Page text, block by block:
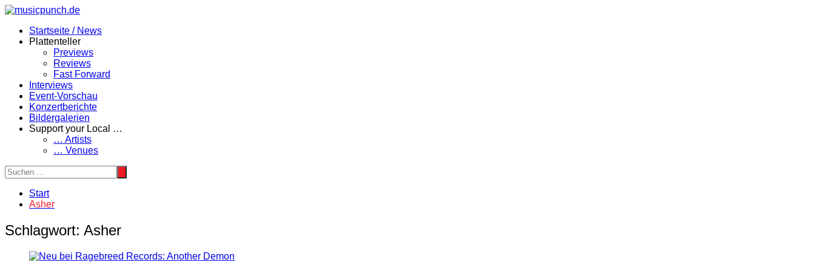
Zum
springenStartseite / News
Plattenteller
Previews
Reviews
Fast Forward
Interviews
Event-Vorschau
Konzertberichte
Bildergalerien
Support your Local …
… Artists
… Venues
Start
Asher
Schlagwort: Asher